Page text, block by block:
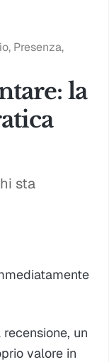
Presenza,
la
sta
un
valore in